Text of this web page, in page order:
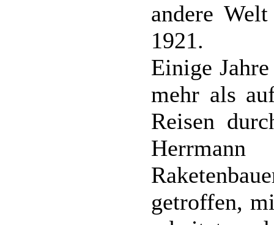
andere
1921.
Einige
mehr als
Reisen
getroffen,